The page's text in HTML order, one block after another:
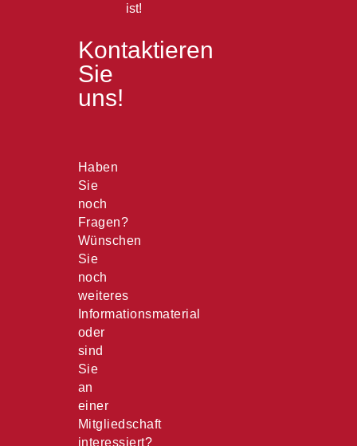
ist!
Kontaktieren
Sie
uns!
Haben
Sie
noch
Fragen?
Wünschen
Sie
noch
weiteres
Informationsmaterial
oder
sind
Sie
an
einer
Mitgliedschaft
interessiert?